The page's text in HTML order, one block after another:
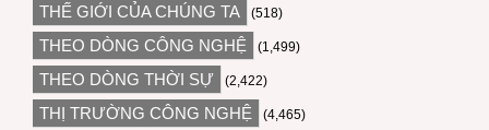
THẾ GIỚI CỦA CHÚNG TA (518)
THEO DÒNG CÔNG NGHỆ (1,499)
THEO DÒNG THỜI SỰ (2,422)
THỊ TRƯỜNG CÔNG NGHỆ (4,465)